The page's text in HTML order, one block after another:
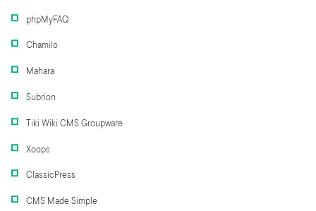
phpMyFAQ
Chamilo
Mahara
Subrion
Tiki Wiki CMS Groupware
Xoops
ClassicPress
CMS Made Simple